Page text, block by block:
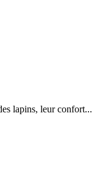
lapins, leur confort...